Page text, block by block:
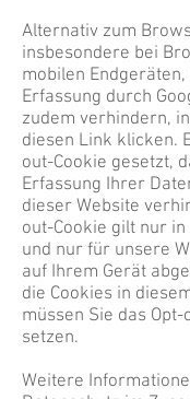
Alternativ zum
insbesondere bei
mobilen
Erfassung durch
zudem verhindern,
diesen Link klicken.
out-Cookie gesetzt,
Erfassung Ihrer
dieser Website
out-Cookie gilt nur
und nur für unsere
auf Ihrem Gerät
die Cookies in
müssen Sie das
setzen.
Weitere